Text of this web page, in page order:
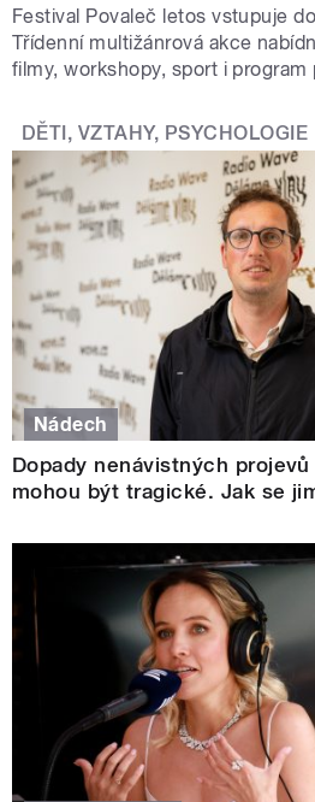
Festival Povaleč letos vstupuje
Třídenní multižánrová akce
filmy, workshopy, sport i program
DĚTI, VZTAHY, PSYCHOLOGIE
Nádech
Dopady nenávistných
mohou být tragické. Jak se